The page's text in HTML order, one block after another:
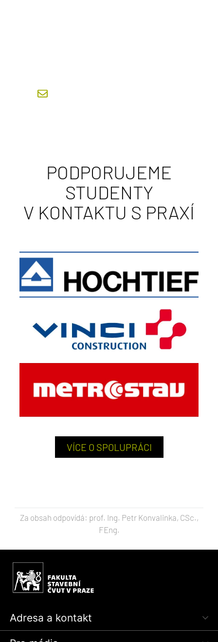
PODPORUJEME
STUDENTY
V KONTAKTU S PRAXÍ
VÍCE O SPOLUPRÁCI
Za obsah odpovídá: prof. Ing. Petr Konvalinka, CSc.,
FEng.
Adresa a kontakt